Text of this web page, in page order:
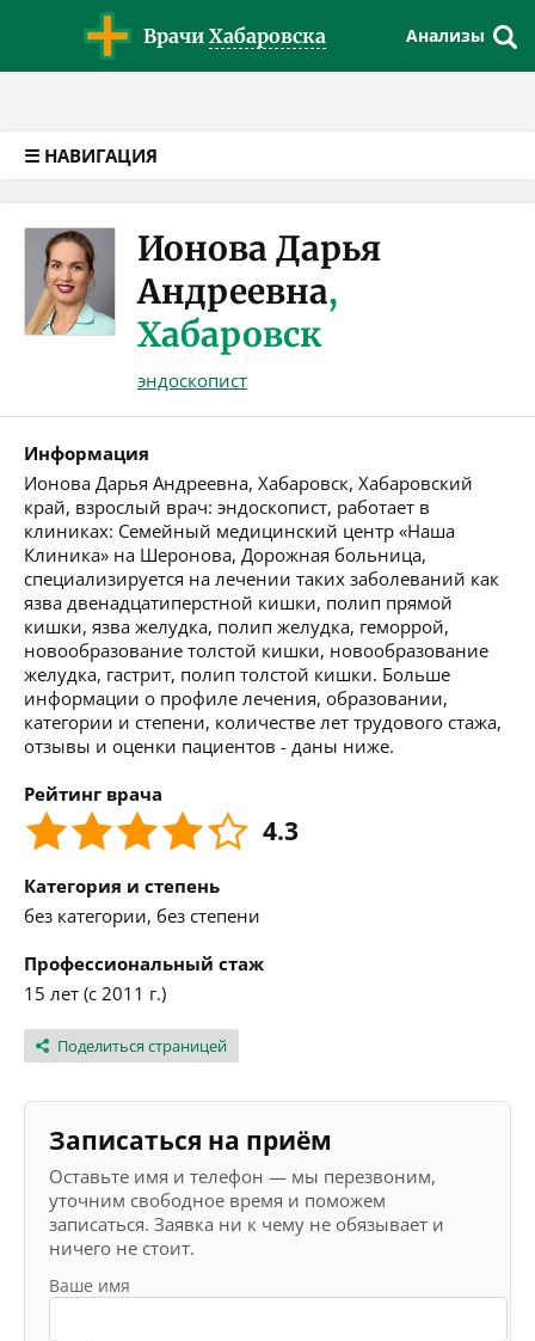
Врачи Хабаровска Анализы
☰ НАВИГАЦИЯ
Ионова Дарья
Андреевна,
Хабаровск
эндоскопист
Информация
Ионова Дарья Андреевна, Хабаровск, Хабаровский
край, взрослый врач: эндоскопист, работает в
клиниках: Семейный медицинский центр «Наша
Клиника» на Шеронова, Дорожная больница,
специализируется на лечении таких заболеваний как
язва двенадцатиперстной кишки, полип прямой
кишки, язва желудка, полип желудка, геморрой,
новообразование толстой кишки, новообразование
желудка, гастрит, полип толстой кишки. Больше
информации о профиле лечения, образовании,
категории и степени, количестве лет трудового стажа,
отзывы и оценки пациентов - даны ниже.
Рейтинг врача
4.3
Категория и степень
без категории, без степени
Профессиональный стаж
15 лет (с 2011 г.)
Поделиться страницей
Записаться на приём
Оставьте имя и телефон — мы перезвоним,
уточним свободное время и поможем
записаться. Заявка ни к чему не обязывает и
ничего не стоит.
Ваше имя